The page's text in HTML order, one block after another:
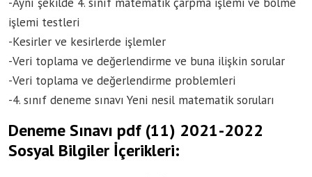
işlemi testleri
-Kesirler ve kesirlerde işlemler
-Veri toplama ve değerlendirme ve buna ilişkin sorular
-Veri toplama ve değerlendirme problemleri
-4. sınıf deneme sınavı Yeni nesil matematik soruları
Deneme Sınavı pdf (11) 2021-2022
Sosyal Bilgiler İçerikleri: